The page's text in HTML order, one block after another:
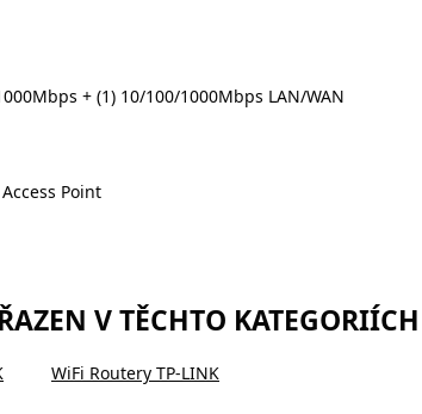
+ (1) 10/100/1000Mbps LAN/WAN
Point
V TĚCHTO KATEGORIÍCH
WiFi Routery TP-LINK